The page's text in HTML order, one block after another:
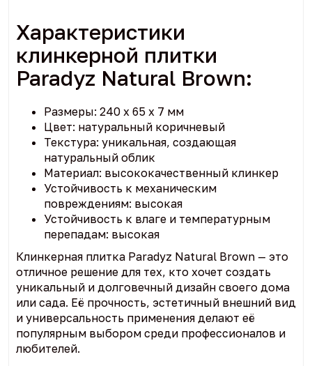
Характеристики
клинкерной плитки
Paradyz Natural Brown:
Размеры: 240 x 65 x 7 мм
Цвет: натуральный коричневый
Текстура: уникальная, создающая
натуральный облик
Материал: высококачественный клинкер
Устойчивость к механическим
повреждениям: высокая
Устойчивость к влаге и температурным
перепадам: высокая
Клинкерная плитка Paradyz Natural Brown — это
отличное решение для тех, кто хочет создать
уникальный и долговечный дизайн своего дома
или сада. Её прочность, эстетичный внешний вид
и универсальность применения делают её
популярным выбором среди профессионалов и
любителей.